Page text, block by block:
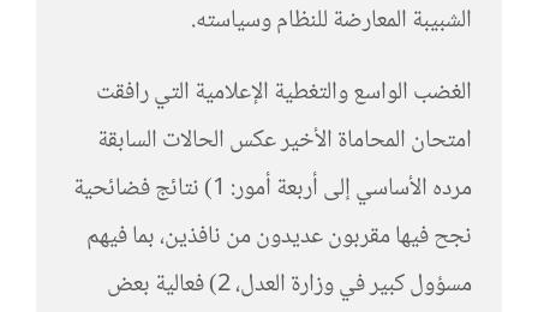
الشبيبة المعارضة للنظام وسياسته.
الغضب الواسع والتغطية الإعلامية التي رافقت
امتحان المحاماة الأخير عكس الحالات السابقة
مرده الأساسي إلى أربعة أمور: 1) نتائج فضائحية
نجح فيها مقربون عديدون من نافذين، بما فيهم
مسؤول كبير في وزارة العدل، 2) فعالية بعض